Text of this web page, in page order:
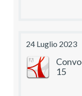
24 Luglio 2023
15